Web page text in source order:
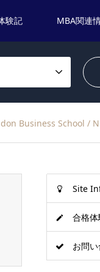
験記 MBA関連
Business School / N
Site
合格
お問